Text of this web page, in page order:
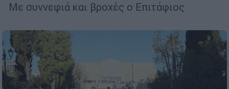
Με συννεφιά και βροχές ο Επιτάφιος